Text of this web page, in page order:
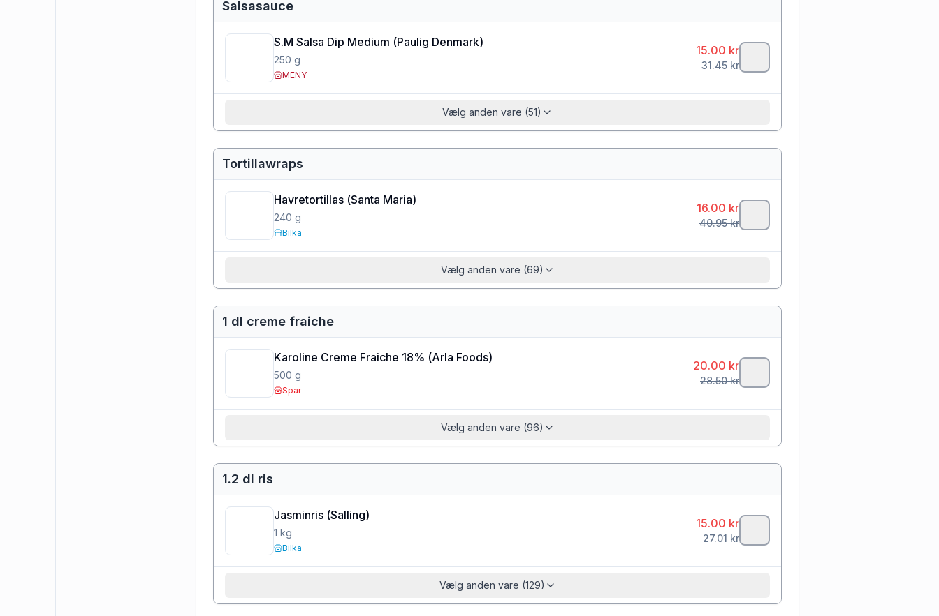
Salsasauce
S.M Salsa Dip Medium (Paulig Denmark)
250 g
MENY
15.00 kr
31.45kr
Vælg anden vare (51)
Tortillawraps
Havretortillas (Santa Maria)
240 g
Bilka
16.00 kr
40.95kr
Vælg anden vare (69)
1 dl creme fraiche
Karoline Creme Fraiche 18% (Arla Foods)
500 g
Spar
20.00 kr
28.50kr
Vælg anden vare (96)
1.2 dl ris
Jasminris (Salling)
1 kg
Bilka
15.00 kr
27.01kr
Vælg anden vare (129)